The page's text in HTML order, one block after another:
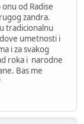
od Radise
zandra.
tradicionalnu
umetnosti i
i za svakog
roka i narodne
Bas me